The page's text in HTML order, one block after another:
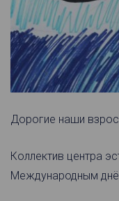
Дорогие наши
Коллектив центра
Международным